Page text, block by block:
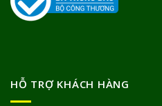
HỖ TRỢ KHÁCH HÀNG